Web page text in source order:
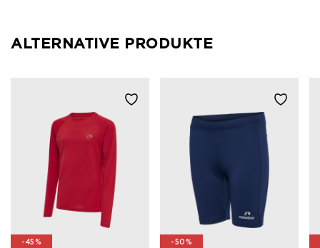
ALTERNATIVE PRODUKTE
-45% -50%